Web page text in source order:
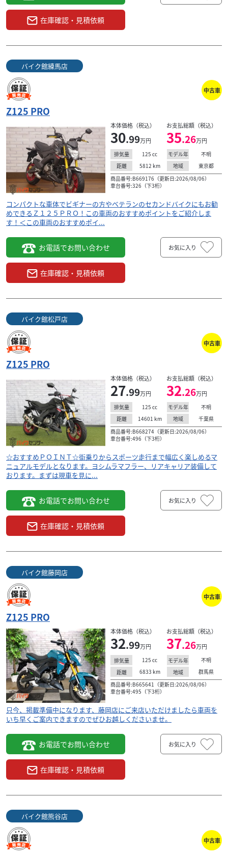
在庫確認・見積依頼
バイク館練馬店
中古車
Z125 PRO
本体価格（税込）
30.99万円
お支払総額（税込）
35.26万円
排気量 125 cc モデル年
不明
距離
5812 km 地域
東京都
商品番号:B669176（更新日:2026/08/06）
車台番号:326（下3桁）
コンパクトな車体でビギナーの方やベテランのセカンドバイクにもお勧
めできるＺ１２５ＰＲＯ！この車両のおすすめポイントをご紹介しま
す！＜この車両のおすすめポイ...
お電話でお問い合わせ
在庫確認・見積依頼
お気に入り
バイク館松戸店
中古車
Z125 PRO
本体価格（税込）
27.99万円
お支払総額（税込）
32.26万円
排気量 125 cc モデル年
不明
距離
14601 km 地域
千葉県
商品番号:B668274（更新日:2026/08/06）
車台番号:496（下3桁）
☆おすすめＰＯＩＮＴ☆街乗りからスポーツ走行まで幅広く楽しめるマ
ニュアルモデルとなります。ヨシムラマフラー、リアキャリア装備して
おります。まずは現車を見に...
お電話でお問い合わせ
在庫確認・見積依頼
お気に入り
バイク館藤岡店
中古車
Z125 PRO
本体価格（税込）
32.99万円
お支払総額（税込）
37.26万円
排気量 125 cc モデル年
不明
距離
6833 km 地域
群馬県
商品番号:B665641（更新日:2026/08/06）
車台番号:495（下3桁）
只今、掲載準備中になります、藤岡店にご来店いただけましたら車両を
いち早くご案内できますのでぜひお越しくださいませ。
お電話でお問い合わせ
在庫確認・見積依頼
お気に入り
バイク館熊谷店
中古車